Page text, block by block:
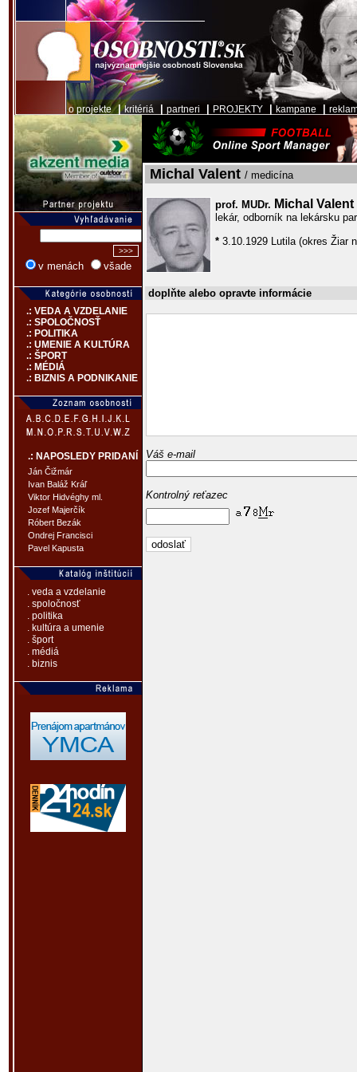
o projekte|kritériá partneri PROJEKTY kampane
v menách všade
.: VEDA A VZDELANIE
.: SPOLOČNOSŤ
.: POLITIKA
.: UMENIE A KULTÚRA
.: ŠPORT
.: MÉDIÁ
.: BIZNIS A PODNIKANIE
.: NAPOSLEDY PRIDANÍ
Ján Čižmár
Ivan Baláž Kráľ
Viktor Hidvéghy ml.
Jozef Majerčík
Róbert Bezák
Ondrej Francisci
Pavel Kapusta
. veda a vzdelanie
. spoločnosť
. politika
. kultúra a umenie
. šport
. médiá
. biznis
Michal Valent / medicína
prof. MUDr. Michal Valent
lekár, odborník na lekársku
* 3.10.1929 Lutila (okres Žiar
doplňte alebo opravte informácie
Váš e-mail
Kontrolný reťazec